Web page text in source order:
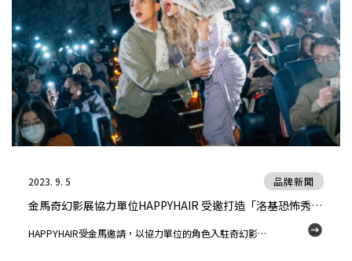
2023. 9. 5
金馬奇幻影展協力單位HAPPYHAIR 受邀打造「洛基恐怖秀」邪典時尚
品牌新聞
HAPPYHAIR受金馬邀請，以協力單位的角色入駐奇幻影展，並為午夜電影文化不朽經典「洛基恐怖秀」進行專業髮型協力。本片劇情融合了恐怖、喜劇、搖滾、音樂劇甚至是同志議題等元素，更是歐美電影及流行音樂史的縮影，不僅創下影史最長上映紀錄，同時連演四十七年，只要登上金馬奇幻影展都造成秒殺的奇景！